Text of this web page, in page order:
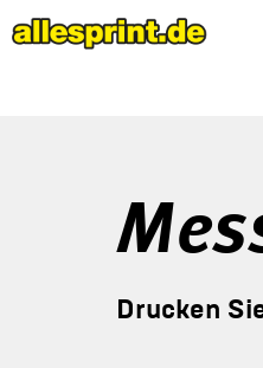
Drucken